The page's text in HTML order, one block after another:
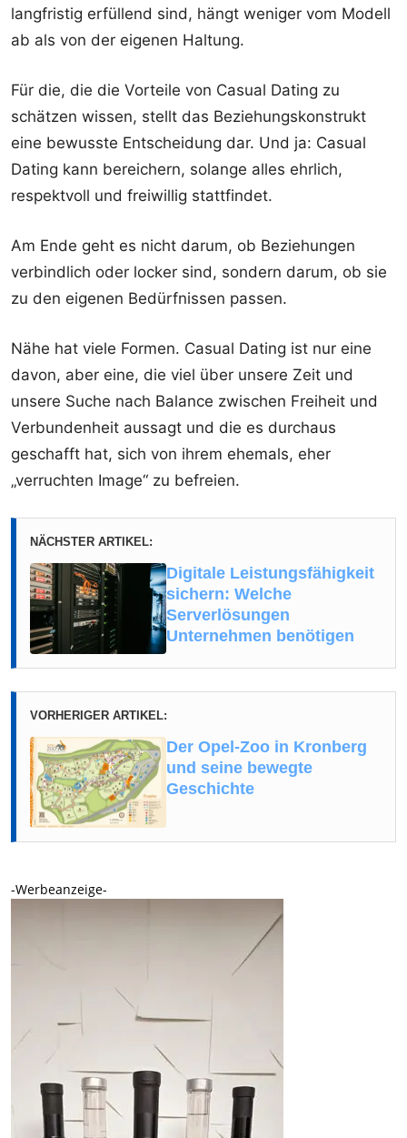
langfristig erfüllend sind, hängt weniger vom Modell
ab als von der eigenen Haltung.
Für die, die die Vorteile von Casual Dating zu
schätzen wissen, stellt das Beziehungskonstrukt
eine bewusste Entscheidung dar. Und ja: Casual
Dating kann bereichern, solange alles ehrlich,
respektvoll und freiwillig stattfindet.
Am Ende geht es nicht darum, ob Beziehungen
verbindlich oder locker sind, sondern darum, ob sie
zu den eigenen Bedürfnissen passen.
Nähe hat viele Formen. Casual Dating ist nur eine
davon, aber eine, die viel über unsere Zeit und
unsere Suche nach Balance zwischen Freiheit und
Verbundenheit aussagt und die es durchaus
geschafft hat, sich von ihrem ehemals, eher
„verruchten Image“ zu befreien.
NÄCHSTER ARTIKEL:
Digitale Leistungsfähigkeit
sichern: Welche
Serverlösungen
Unternehmen benötigen
VORHERIGER ARTIKEL:
Der Opel-Zoo in Kronberg
und seine bewegte
Geschichte
-Werbeanzeige-